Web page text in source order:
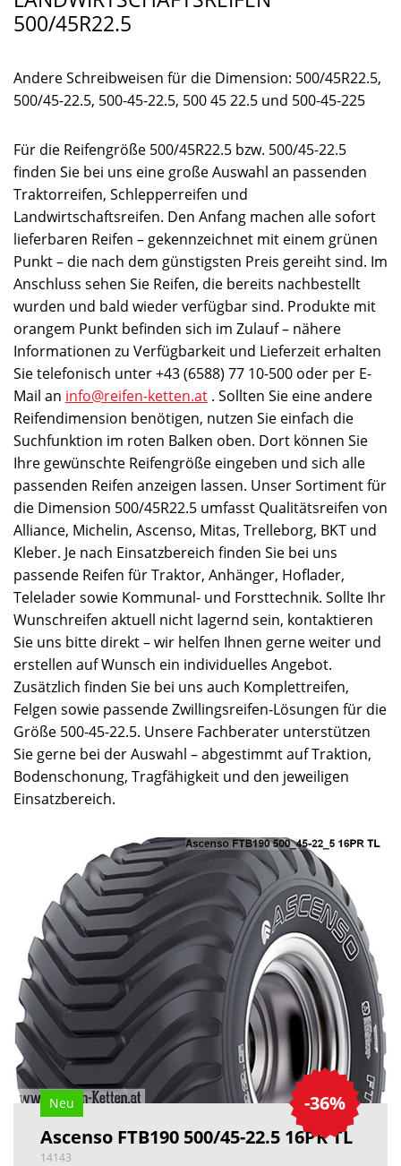
500/45R22.5
Andere Schreibweisen für die Dimension: 500/45R22.5,
500/45-22.5, 500-45-22.5, 500 45 22.5 und 500-45-225
Für die Reifengröße 500/45R22.5 bzw. 500/45-22.5
finden Sie bei uns eine große Auswahl an passenden
Traktorreifen, Schlepperreifen und
Landwirtschaftsreifen. Den Anfang machen alle sofort
lieferbaren Reifen – gekennzeichnet mit einem grünen
Punkt – die nach dem günstigsten Preis gereiht sind. Im
Anschluss sehen Sie Reifen, die bereits nachbestellt
wurden und bald wieder verfügbar sind. Produkte mit
orangem Punkt befinden sich im Zulauf – nähere
Informationen zu Verfügbarkeit und Lieferzeit erhalten
Sie telefonisch unter +43 (6588) 77 10-500 oder per E-
Mail an info@reifen-ketten.at . Sollten Sie eine andere
Reifendimension benötigen, nutzen Sie einfach die
Suchfunktion im roten Balken oben. Dort können Sie
Ihre gewünschte Reifengröße eingeben und sich alle
passenden Reifen anzeigen lassen. Unser Sortiment für
die Dimension 500/45R22.5 umfasst Qualitätsreifen von
Alliance, Michelin, Ascenso, Mitas, Trelleborg, BKT und
Kleber. Je nach Einsatzbereich finden Sie bei uns
passende Reifen für Traktor, Anhänger, Hoflader,
Telelader sowie Kommunal- und Forsttechnik. Sollte Ihr
Wunschreifen aktuell nicht lagernd sein, kontaktieren
Sie uns bitte direkt – wir helfen Ihnen gerne weiter und
erstellen auf Wunsch ein individuelles Angebot.
Zusätzlich finden Sie bei uns auch Komplettreifen,
Felgen sowie passende Zwillingsreifen-Lösungen für die
Größe 500-45-22.5. Unsere Fachberater unterstützen
Sie gerne bei der Auswahl – abgestimmt auf Traktion,
Bodenschonung, Tragfähigkeit und den jeweiligen
Einsatzbereich.
-36%
Neu
Ascenso FTB190 500/45-22.5 16PR TL
14143